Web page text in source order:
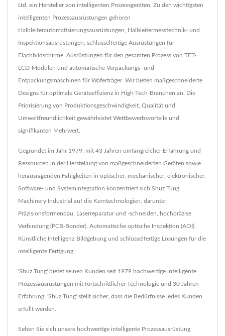
Ltd. ein Hersteller von intelligenten Prozessgeräten. Zu den wichtigsten
intelligenten Prozessausrüstungen gehören
Halbleiterautomatisierungsausrüstungen, Halbleitermesstechnik- und
Inspektionsausrüstungen, schlüsselfertige Ausrüstungen für
Flachbildschirme, Ausrüstungen für den gesamten Prozess von TFT-
LCD-Modulen und automatische Verpackungs- und
Entpackungsmaschinen für Waferträger. Wir bieten maßgeschneiderte
Designs für optimale Geräteeffizienz in High-Tech-Branchen an. Die
Priorisierung von Produktionsgeschwindigkeit, Qualität und
Umweltfreundlichkeit gewährleistet Wettbewerbsvorteile und
signifikanten Mehrwert.
Gegründet im Jahr 1979, mit 43 Jahren umfangreicher Erfahrung und
Ressourcen in der Herstellung von maßgeschneiderten Geräten sowie
herausragenden Fähigkeiten in optischer, mechanischer, elektronischer,
Software- und Systemintegration konzentriert sich Shuz Tung
Machinery Industrial auf die Kerntechnologien, darunter
Präzisionsformenbau, Laserreparatur und -schneiden, hochpräzise
Verbindung (PCB-Bonder), Automatische optische Inspektion (AOI),
Künstliche Intelligenz-Bildgebung und schlüsselfertige Lösungen für die
intelligente Fertigung.
'Shuz Tung' bietet seinen Kunden seit 1979 hochwertige intelligente
Prozessausrüstungen mit fortschrittlicher Technologie und 30 Jahren
Erfahrung. 'Shuz Tung' stellt sicher, dass die Bedürfnisse jedes Kunden
erfüllt werden.
Sehen Sie sich unsere hochwertige intelligente Prozessausrüstung